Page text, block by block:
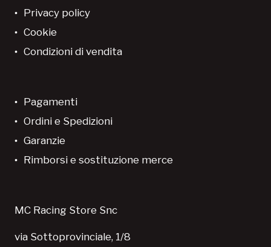
Privacy policy
Cookie
Condizioni di vendita
Pagamenti
Ordini e Spedizioni
Garanzie
Rimborsi e sostituzione merce
MC Racing Store Snc
via Sottoprovinciale, 1/8